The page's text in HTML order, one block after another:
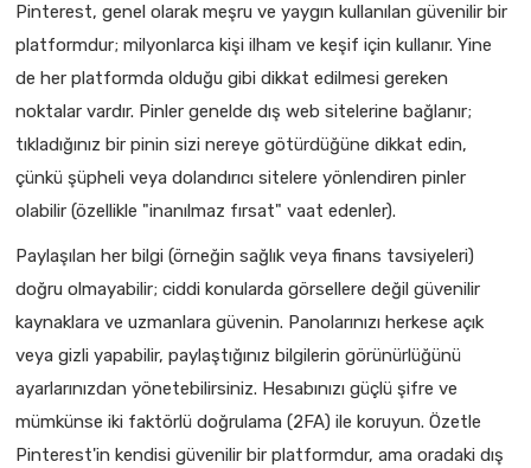
Pinterest, genel olarak meşru ve yaygın kullanılan güvenilir bir
platformdur; milyonlarca kişi ilham ve keşif için kullanır. Yine
de her platformda olduğu gibi dikkat edilmesi gereken
noktalar vardır. Pinler genelde dış web sitelerine bağlanır;
tıkladığınız bir pinin sizi nereye götürdüğüne dikkat edin,
çünkü şüpheli veya dolandırıcı sitelere yönlendiren pinler
olabilir (özellikle "inanılmaz fırsat" vaat edenler).
Paylaşılan her bilgi (örneğin sağlık veya finans tavsiyeleri)
doğru olmayabilir; ciddi konularda görsellere değil güvenilir
kaynaklara ve uzmanlara güvenin. Panolarınızı herkese açık
veya gizli yapabilir, paylaştığınız bilgilerin görünürlüğünü
ayarlarınızdan yönetebilirsiniz. Hesabınızı güçlü şifre ve
mümkünse iki faktörlü doğrulama (2FA) ile koruyun. Özetle
Pinterest'in kendisi güvenilir bir platformdur, ama oradaki dış